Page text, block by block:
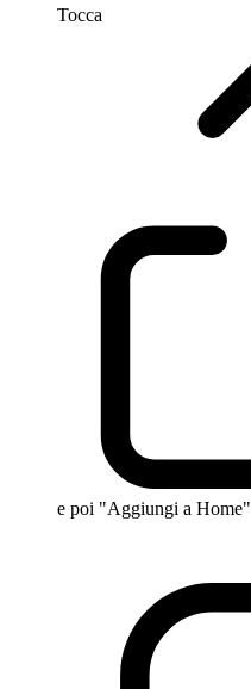
Tocca
e poi "Aggiungi a Home"